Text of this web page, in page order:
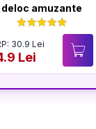
deloc amuzante
30.9 Lei
Lei